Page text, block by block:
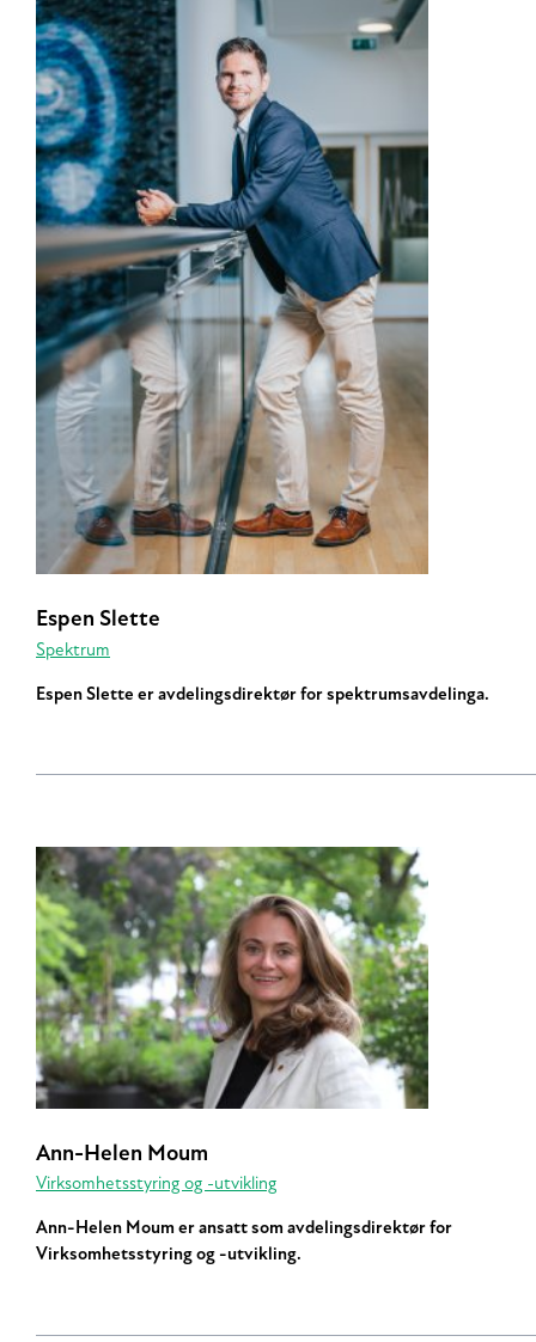
Espen Slette
Spektrum
Espen Slette er avdelingsdirektør for spektrumsavdelinga.
Ann-Helen Moum
Virksomhetsstyring og -utvikling
Ann-Helen Moum er ansatt som avdelingsdirektør for
Virksomhetsstyring og -utvikling.